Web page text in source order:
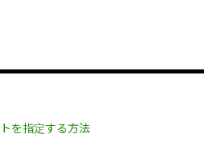
を指定する方法